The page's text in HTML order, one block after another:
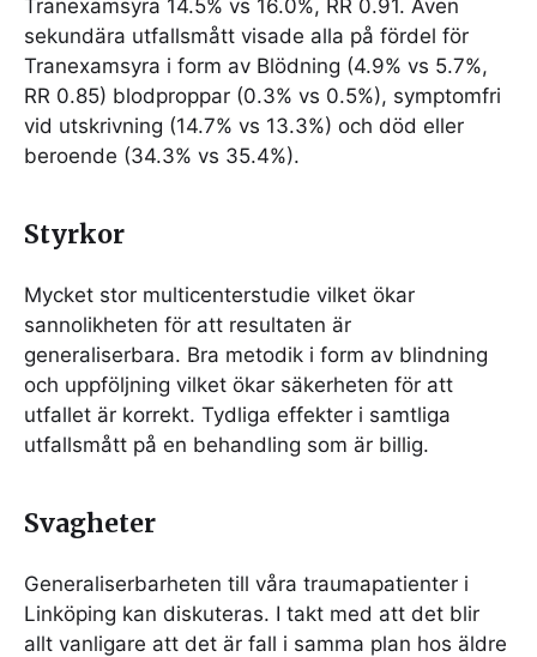
Tranexamsyra 14.5% vs 16.0%, RR 0.91. Även
sekundära utfallsmått visade alla på fördel för
Tranexamsyra i form av Blödning (4.9% vs 5.7%,
RR 0.85) blodproppar (0.3% vs 0.5%), symptomfri
vid utskrivning (14.7% vs 13.3%) och död eller
beroende (34.3% vs 35.4%).
Styrkor
Mycket stor multicenterstudie vilket ökar
sannolikheten för att resultaten är
generaliserbara. Bra metodik i form av blindning
och uppföljning vilket ökar säkerheten för att
utfallet är korrekt. Tydliga effekter i samtliga
utfallsmått på en behandling som är billig.
Svagheter
Generaliserbarheten till våra traumapatienter i
Linköping kan diskuteras. I takt med att det blir
allt vanligare att det är fall i samma plan hos äldre